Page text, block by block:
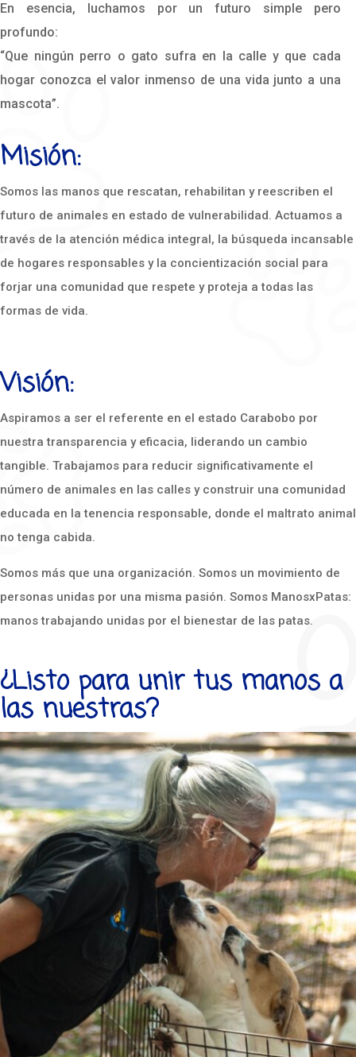
En esencia, luchamos por un futuro simple pero
profundo:
“Que ningún perro o gato sufra en la calle y que cada
hogar conozca el valor inmenso de una vida junto a una
mascota”.
Misión:
Somos las manos que rescatan, rehabilitan y reescriben el
futuro de animales en estado de vulnerabilidad. Actuamos a
través de la atención médica integral, la búsqueda incansable
de hogares responsables y la concientización social para
forjar una comunidad que respete y proteja a todas las
formas de vida.
Visión:
Aspiramos a ser el referente en el estado Carabobo por
nuestra transparencia y eficacia, liderando un cambio
tangible. Trabajamos para reducir significativamente el
número de animales en las calles y construir una comunidad
educada en la tenencia responsable, donde el maltrato animal
no tenga cabida.
Somos más que una organización. Somos un movimiento de
personas unidas por una misma pasión. Somos ManosxPatas:
manos trabajando unidas por el bienestar de las patas.
¿Listo para unir tus manos a
las nuestras?